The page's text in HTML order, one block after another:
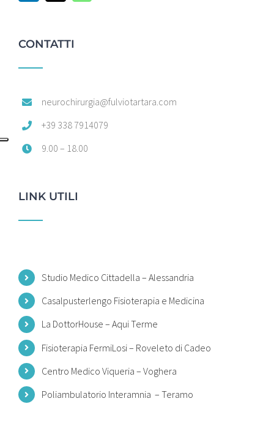
CONTATTI
neurochirurgia@fulviotartara.com
+39 338 7914079
9.00 – 18.00
LINK UTILI
Studio Medico Cittadella – Alessandria
Casalpusterlengo Fisioterapia e Medicina
La DottorHouse – Aqui Terme
Fisioterapia FermiLosi – Roveleto di Cadeo
Centro Medico Viqueria – Voghera
Poliambulatorio Interamnia – Teramo